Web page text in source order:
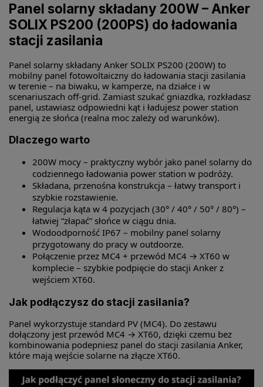
Panel solarny składany 200W – Anker
SOLIX PS200 (200PS) do ładowania
stacji zasilania
Panel solarny składany Anker SOLIX PS200 (200W) to
mobilny panel fotowoltaiczny do ładowania stacji zasilania
w terenie – na biwaku, w kamperze, na działce i w
scenariuszach off-grid. Zamiast szukać gniazdka, rozkładasz
panel, ustawiasz odpowiedni kąt i ładujesz power station
energią ze słońca (realna moc zależy od warunków).
Dlaczego warto
200W mocy – praktyczny wybór jako panel solarny do
codziennego ładowania power station w podróży.
Składana, przenośna konstrukcja – łatwy transport i
szybkie rozstawienie.
Regulacja kąta w 4 pozycjach (30° / 40° / 50° / 80°) –
łatwiej “złapać” słońce w ciągu dnia.
Wodoodporność IP67 – mobilny panel solarny
przygotowany do pracy w outdoorze.
Połączenie przez MC4 + przewód MC4 → XT60 w
komplecie – szybkie podpięcie do stacji Anker z
wejściem XT60.
Jak podłączysz do stacji zasilania?
Panel wykorzystuje standard PV (MC4). Do zestawu
dołączony jest przewód MC4 → XT60, dzięki czemu bez
kombinowania podepniesz panel do stacji zasilania Anker,
które mają wejście solarne na złącze XT60.